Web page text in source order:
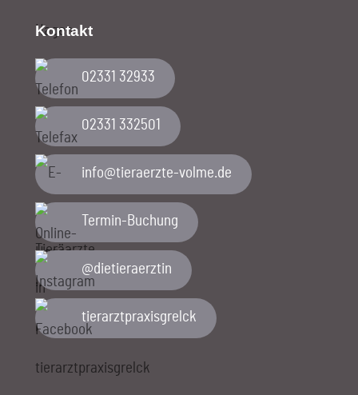
Kontakt
02331 32933
02331 332501
ed.emlov-etzreareit@ofni
Termin-Buchung
@dietieraerztin
tierarztpraxisgrelck